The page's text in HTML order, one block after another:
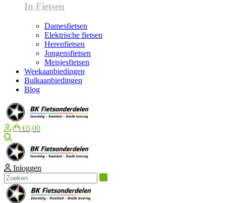
In Fietsen
Damesfietsen
Elektrische fietsen
Herenfietsen
Jongensfietsen
Meisjesfietsen
Weekaanbiedingen
Bulkaanbiedingen
Blog
€0,00
Inloggen